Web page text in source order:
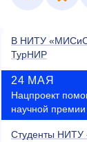
В НИТУ «МИСиС»
ТурНИР
24 МАЯ
Нацпроект
научной премии
Студенты НИТУ